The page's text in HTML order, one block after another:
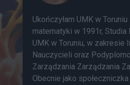
Ukończyłam UMK w
matematyki w 1991r,
UMK w Toruniu, w zakresie
Nauczycieli oraz
Zarządzania Zarządzania
Obecnie jako społeczniczka